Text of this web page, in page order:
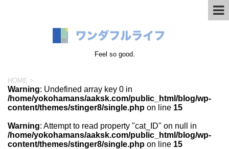
Feel so good.
HOME >
Warning: Undefined array key 0 in
/home/yokohamans/aaksk.com/public_html/blog/wp-
content/themes/stinger8/single.php on line 15
Warning: Attempt to read property "cat_ID" on null in
/home/yokohamans/aaksk.com/public_html/blog/wp-
content/themes/stinger8/single.php on line 15